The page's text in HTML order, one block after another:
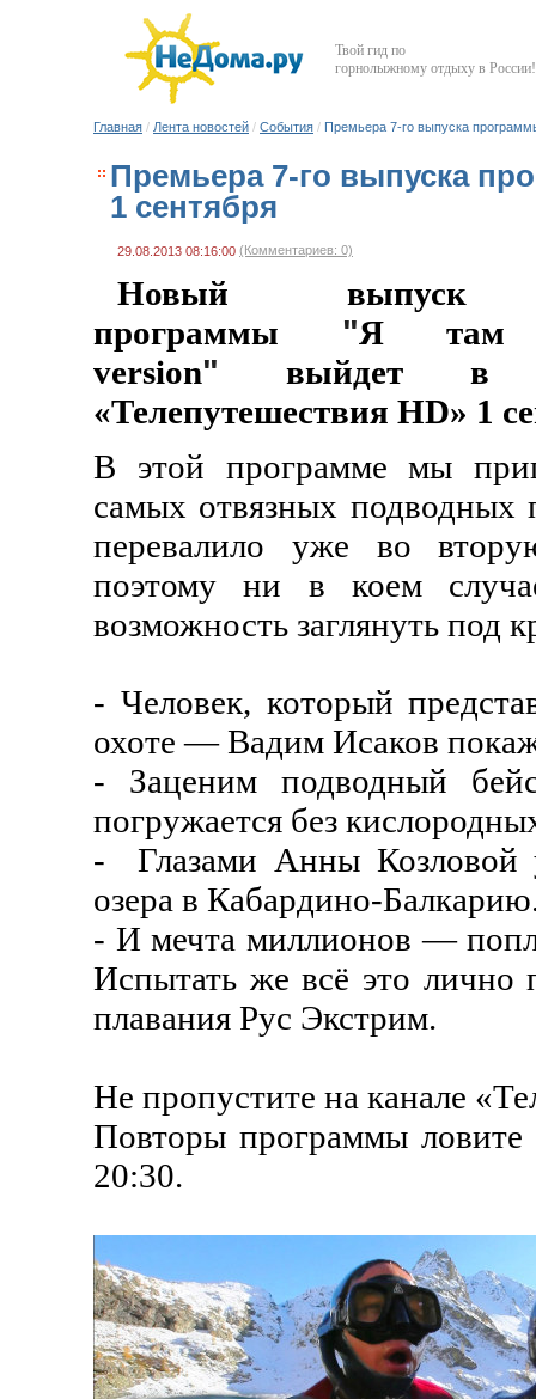
Твой гид по
горнолыжному отдыху в России!
Главная / Лента новостей / События / Премьера 7-го выпуска
Премьера 7-го выпуска
1 сентября
29.08.2013 08:16:00 (Комментариев: 0)
Новый выпуск
программы "Я там
version" выйдет в
«Телепутешествия HD» 1
В этой программе мы
самых отвязных
перевалило уже во
поэтому ни в коем
возможность заглянуть под
- Человек, который
охоте — Вадим Исаков
- Заценим подводный
погружается без
- Глазами Анны Козловой
озера в Кабардино-
- И мечта миллионов —
Испытать же всё это лично
плавания Рус Экстрим.
Не пропустите на канале
Повторы программы
20:30.